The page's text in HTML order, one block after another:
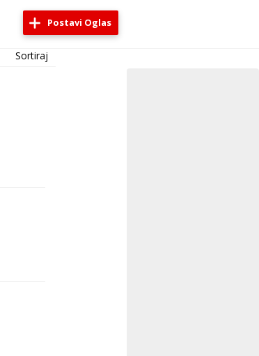
Postavi Oglas
Sortiraj